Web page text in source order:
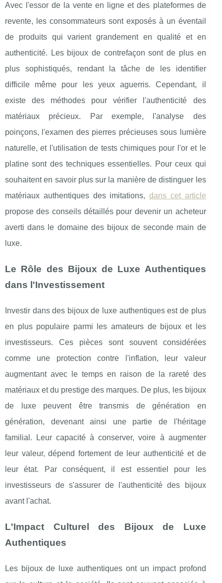
Avec l'essor de la vente en ligne et des plateformes de
revente, les consommateurs sont exposés à un éventail
de produits qui varient grandement en qualité et en
authenticité. Les bijoux de contrefaçon sont de plus en
plus sophistiqués, rendant la tâche de les identifier
difficile même pour les yeux aguerris. Cependant, il
existe des méthodes pour vérifier l'authenticité des
matériaux précieux. Par exemple, l'analyse des
poinçons, l'examen des pierres précieuses sous lumière
naturelle, et l'utilisation de tests chimiques pour l'or et le
platine sont des techniques essentielles. Pour ceux qui
souhaitent en savoir plus sur la manière de distinguer les
matériaux authentiques des imitations,dans cet article
propose des conseils détaillés pour devenir un acheteur
averti dans le domaine des bijoux de seconde main de
luxe.
Le Rôle des Bijoux de Luxe Authentiques
dans l'Investissement
Investir dans des bijoux de luxe authentiques est de plus
en plus populaire parmi les amateurs de bijoux et les
investisseurs. Ces pièces sont souvent considérées
comme une protection contre l'inflation, leur valeur
augmentant avec le temps en raison de la rareté des
matériaux et du prestige des marques. De plus, les bijoux
de luxe peuvent être transmis de génération en
génération, devenant ainsi une partie de l'héritage
familial. Leur capacité à conserver, voire à augmenter
leur valeur, dépend fortement de leur authenticité et de
leur état. Par conséquent, il est essentiel pour les
investisseurs de s'assurer de l'authenticité des bijoux
avant l'achat.
L'Impact Culturel des Bijoux de Luxe
Authentiques
Les bijoux de luxe authentiques ont un impact profond